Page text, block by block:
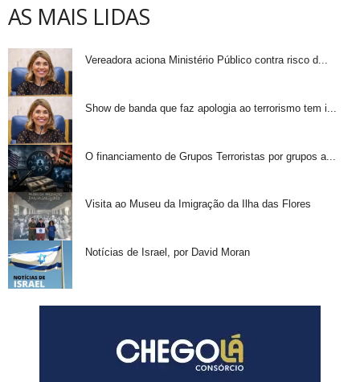
AS MAIS LIDAS
Vereadora aciona Ministério Público contra risco d...
Show de banda que faz apologia ao terrorismo tem i...
O financiamento de Grupos Terroristas por grupos a...
Visita ao Museu da Imigração da Ilha das Flores
Notícias de Israel, por David Moran